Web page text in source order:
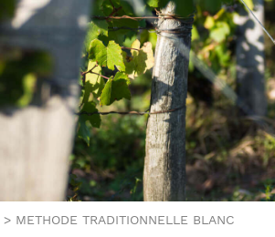
> METHODE TRADITIONNELLE BLANC